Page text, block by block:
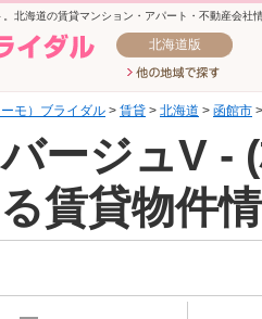
北海道の賃貸マンション・アパート・不動産会社
北海道版
モ）ブライダル > 賃貸 > 北海道 > 函館市
ージュV -
賃貸物件